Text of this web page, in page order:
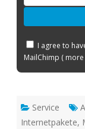
I agree to
MailChimp (
Service
Internetpakete,